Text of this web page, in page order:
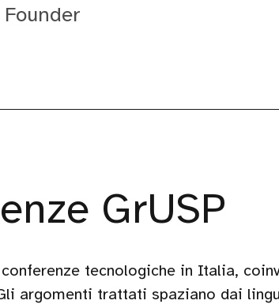
Founder
GrUSP
tecnologiche in Italia,
argomenti trattati spaziano dai